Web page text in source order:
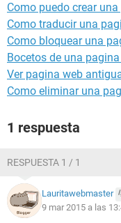
Como puedo crear
Como traducir una
Como bloquear una
Bocetos de una
Ver pagina web
Como eliminar una
1 respuesta
RESPUESTA 1 / 1
Lauritawebmaster
9 mar 2015 a las